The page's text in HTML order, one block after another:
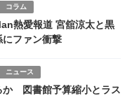
コラム
熱愛報道 宮舘涼太と黒
にファン衝撃
ニュース
か 図書館予算縮小とラス